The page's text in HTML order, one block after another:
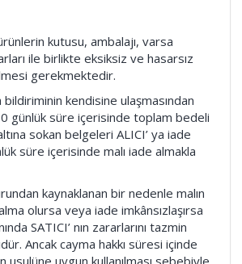
kutusu, ambalajı, varsa
ile birlikte eksiksiz ve hasarsız
gerekmektedir.
kendisine ulaşmasından
günlük süre içerisinde toplam bedeli
sokan belgeleri ALICI’ ya iade
süre içerisinde malı iade almakla
kaynaklanan bir nedenle malın
olursa veya iade imkânsızlaşırsa
SATICI’ nın zararlarını tazmin
Ancak cayma hakkı süresi içinde
usulüne uygun kullanılması sebebiyle